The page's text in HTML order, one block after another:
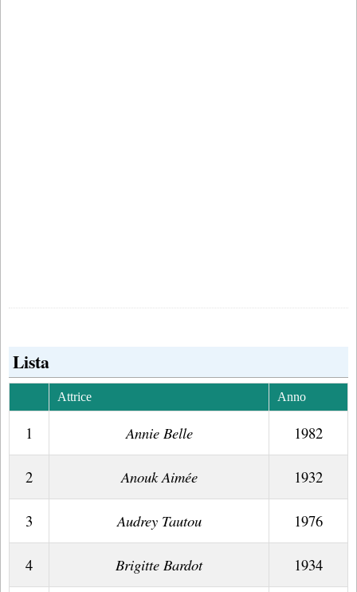
Lista
Attrice Anno
1 Annie Belle 1982
2 Anouk Aimée 1932
3 Audrey Tautou 1976
4 Brigitte Bardot 1934